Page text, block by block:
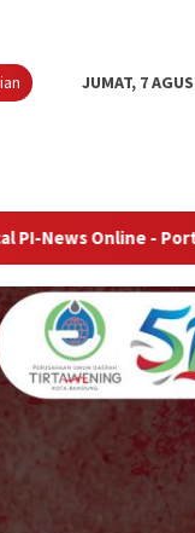
JUMAT, 7
- Portal Berita